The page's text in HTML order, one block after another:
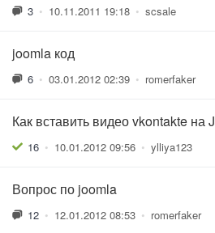
3 • 10.11.2011 19:18 • scsale
joomla код
6 • 03.01.2012 02:39 • romerfaker
Как вставить видео vkontakte на
16 • 10.01.2012 09:56 • ylliya123
Вопрос по joomla
12 • 12.01.2012 08:53 • romerfaker